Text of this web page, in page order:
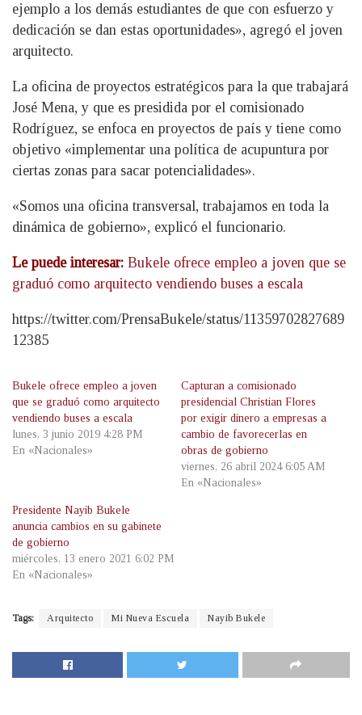
ejemplo a los demás estudiantes de que con esfuerzo y
dedicación se dan estas oportunidades», agregó el joven
arquitecto.
La oficina de proyectos estratégicos para la que trabajará
José Mena, y que es presidida por el comisionado
Rodríguez, se enfoca en proyectos de país y tiene como
objetivo «implementar una política de acupuntura por
ciertas zonas para sacar potencialidades».
«Somos una oficina transversal, trabajamos en toda la
dinámica de gobierno», explicó el funcionario.
Le puede interesar: Bukele ofrece empleo a joven que se
graduó como arquitecto vendiendo buses a escala
https://twitter.com/PrensaBukele/status/11359702827689
12385
Bukele ofrece empleo a joven
que se graduó como arquitecto
vendiendo buses a escala
lunes, 3 junio 2019 4:28 PM
En «Nacionales»
Capturan a comisionado
presidencial Christian Flores
por exigir dinero a empresas a
cambio de favorecerlas en
obras de gobierno
viernes, 26 abril 2024 6:05 AM
En «Nacionales»
Presidente Nayib Bukele
anuncia cambios en su gabinete
de gobierno
miércoles, 13 enero 2021 6:02 PM
En «Nacionales»
Tags: Arquitecto Mi Nueva Escuela Nayib Bukele